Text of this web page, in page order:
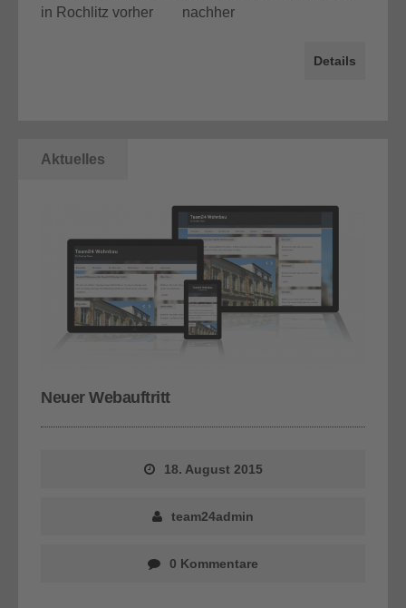
in Rochlitz vorher nachher
Details
Aktuelles
Neuer Webauftritt
18. August 2015
team24admin
0 Kommentare